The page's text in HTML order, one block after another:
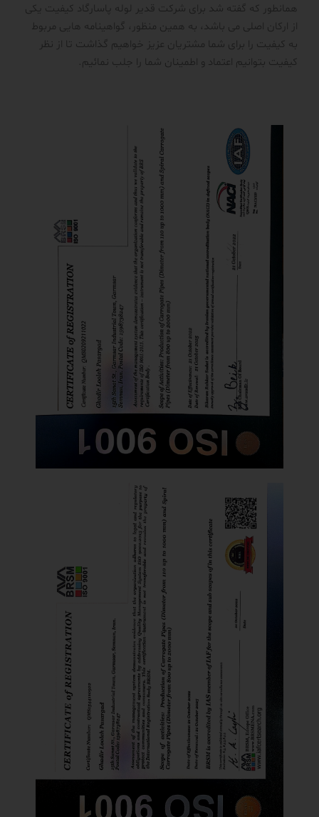
همانطور که گفته شد برای شرکت قدیر لوله پاسارگاد کیفیت یکی
از ارکان اصلی می باشد، به همین منظور، گواهینامه هایی مربوط
به کیفیت را برای شما مشتریان عزیز خواهیم گذاشت تا از نظر
کیفیت بتوانیم اعتماد و اطمینان شما را جلب نمائیم.